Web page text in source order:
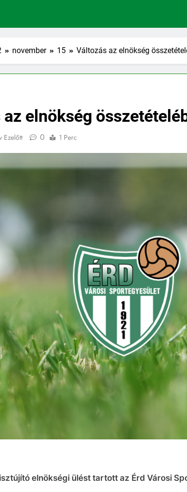
november 15 Változás az elnökség
elnökség
Ezelőtt 0 1 Perc
elnökségi ülést tartott az Érd Városi